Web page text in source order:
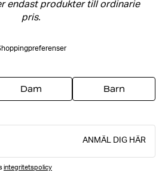
endast produkter till ordinarie
pris.
Dam Barn
ANMÄL DIG HÄR
integritetspolicy